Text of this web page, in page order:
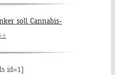
soll Cannabis-
id=1]